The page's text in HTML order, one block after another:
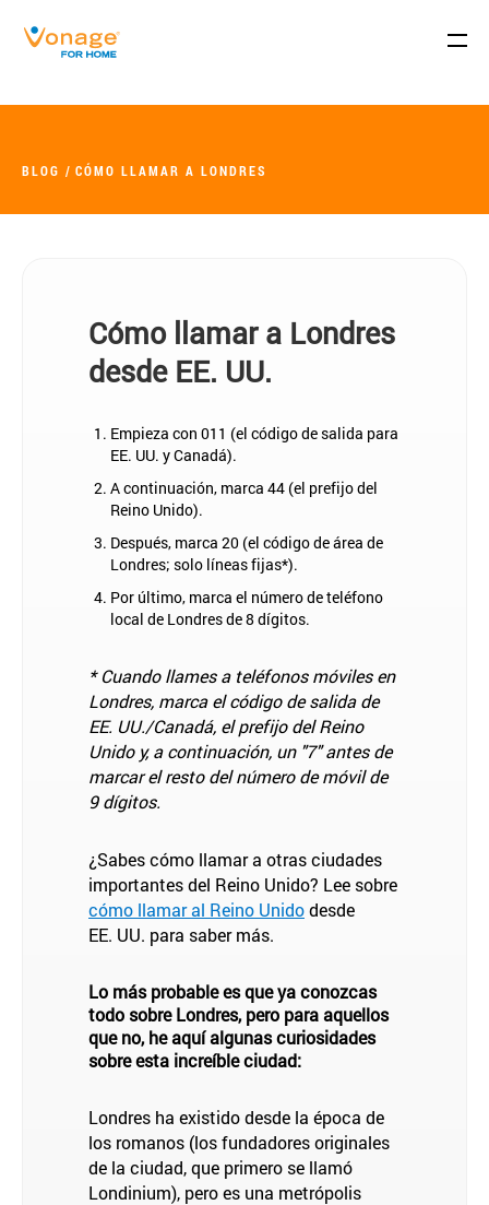
BLOG CÓMO LLAMAR A LONDRES
Cómo llamar a Londres
desde EE. UU.
Empieza con 011 (el código de salida para
EE. UU. y Canadá).
A continuación, marca 44 (el prefijo del
Reino Unido).
Después, marca 20 (el código de área de
Londres; solo líneas fijas*).
Por último, marca el número de teléfono
local de Londres de 8 dígitos.
* Cuando llames a teléfonos móviles en
Londres, marca el código de salida de
EE. UU./Canadá, el prefijo del Reino
Unido y, a continuación, un "7" antes de
marcar el resto del número de móvil de
9 dígitos.
¿Sabes cómo llamar a otras ciudades
importantes del Reino Unido? Lee sobre
cómo llamar al Reino Unidodesde
EE. UU. para saber más.
Lo más probable es que ya conozcas
todo sobre Londres, pero para aquellos
que no, he aquí algunas curiosidades
sobre esta increíble ciudad:
Londres ha existido desde la época de
los romanos (los fundadores originales
de la ciudad, que primero se llamó
Londinium), pero es una metrópolis